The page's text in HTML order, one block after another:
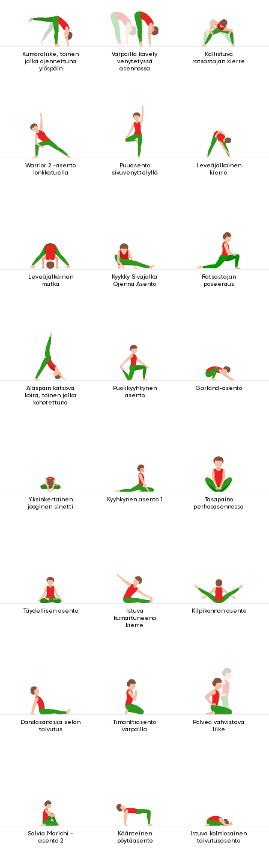
Kumaraliike, toinen
jalka ojennettuna
ylöspäin
Varpailla kävely
venytetyssä
asennossa
Kallistuva
ratsastajan kierre
Warrior 2 -asento
lonkkatuella
Puuasento
sivuvenyttelyllä
Leveäjalkainen
kierre
Leveäjalkainen
mutka
Kyykky Sivujalka
Ojenna Asento
Ratsastajan
poseeraus
Alaspäin katsova
koira, toinen jalka
kohotettuna
Puolikyyhkynen
asento
Garland-asento
Yksinkertainen
jooginen sinetti
Kyyhkynen asento 1
Tasapaino
perhosasennossa
Täydellisen asento
Istuva
kumartuneena
kierre
Kilpikonnan asento
Dandasanassa selän
taivutus
Timanttiasento
varpailla
Polvea vahvistava
liike
Salvia Marichi -
asento 2
Käänteinen
pöytäasento
Istuva kolmiosainen
taivutusasento